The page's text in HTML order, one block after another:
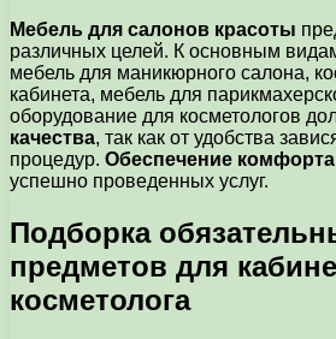
Мебель для салонов красоты
различных целей. К основным
мебель для маникюрного салона,
кабинета, мебель для
оборудование для косметологов
качества, так как от удобства
процедур. Обеспечение комфорта
успешно проведенных услуг.
Подборка
предметов для
косметолога